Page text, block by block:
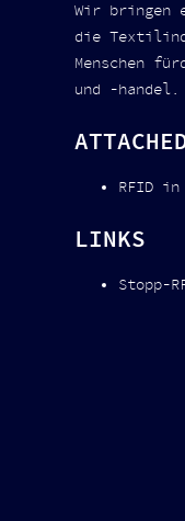
Wir bringen
die
Menschen
und -handel.
RFID
LINKS
Stopp-